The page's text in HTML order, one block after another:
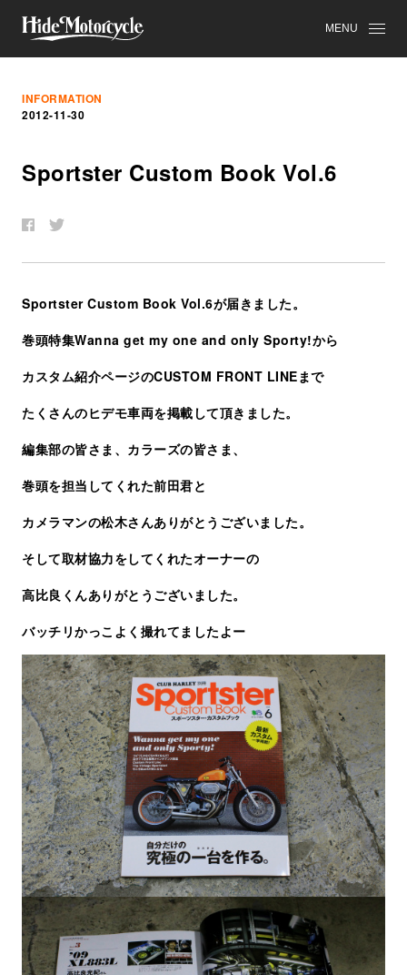
MENU
INFORMATION
2012-11-30
Sportster Custom Book Vol.6
Sportster Custom Book Vol.6が届きました。
巻頭特集Wanna get my one and only Sporty!から
カスタム紹介ページのCUSTOM FRONT LINEまで
たくさんのヒデモ車両を掲載して頂きました。
編集部の皆さま、カラーズの皆さま、
巻頭を担当してくれた前田君と
カメラマンの松木さんありがとうございました。
そして取材協力をしてくれたオーナーの
高比良くんありがとうございました。
バッチリかっこよく撮れてましたよー